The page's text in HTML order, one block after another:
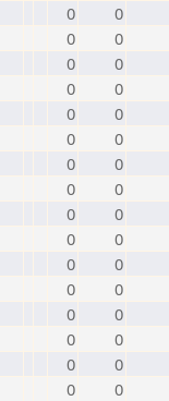
0
0
0
0
0
0
0
0
0
0
0
0
0
0
0
0
0
0
0
0
0
0
0
0
0
0
0
0
0
0
0
0